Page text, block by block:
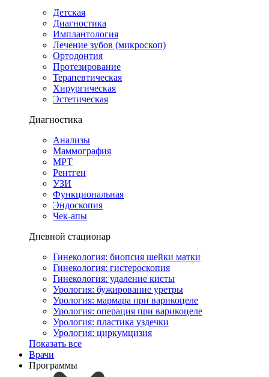
Детская
Диагностика
Имплантология
Лечение зубов (микроскоп)
Ортодонтия
Протезирование
Терапевтическая
Хирургическая
Эстетическая
Диагностика
Анализы
Маммография
МРТ
Рентген
УЗИ
Функциональная
Эндоскопия
Чек-апы
Дневной стационар
Гинекология: биопсия шейки матки
Гинекология: гистероскопия
Гинекология: удаление кисты
Урология: бужирование уретры
Урология: мармара при варикоцеле
Урология: операция при варикоцеле
Урология: пластика уздечки
Урология: циркумцизия
Показать все
Врачи
Программы